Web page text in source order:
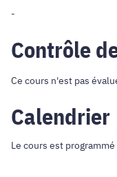
-
Contrôle
Ce cours n'est pas
Calendrier
Le cours est